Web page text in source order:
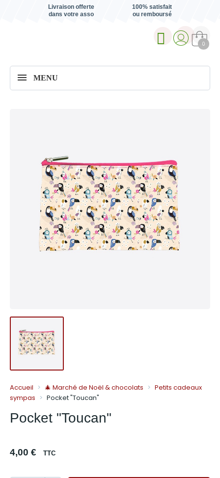
Livraison offerte
dans votre asso
100% satisfait
ou remboursé
0
MENU
Accueil 🎄 Marché de Noël & chocolats
Petits cadeaux
sympas
Pocket "Toucan"
Pocket "Toucan"
4,00 € TTC